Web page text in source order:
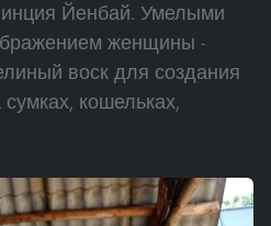
Йенбай. Умелыми
женщины -
воск для создания
кошельках,